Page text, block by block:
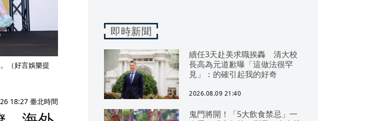
（好言娛樂提
18:27 臺北時間
即時新聞
續任3天赴美求職挨轟 清大校
長高為元道歉曝「這做法很罕
見」：的確引起我的好奇
2026.08.09 21:40
鬼門將開！「5大飲食禁忌」一